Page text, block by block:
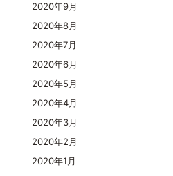
2020年9月
2020年8月
2020年7月
2020年6月
2020年5月
2020年4月
2020年3月
2020年2月
2020年1月